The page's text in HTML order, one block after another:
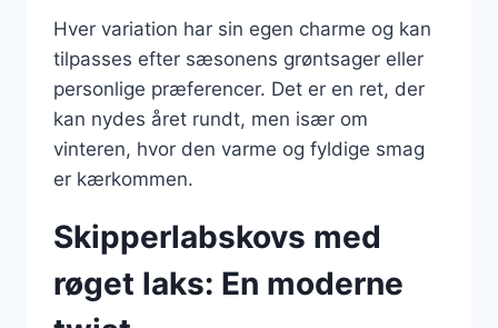
Hver variation har sin egen charme og kan
tilpasses efter sæsonens grøntsager eller
personlige præferencer. Det er en ret, der
kan nydes året rundt, men især om
vinteren, hvor den varme og fyldige smag
er kærkommen.
Skipperlabskovs med
røget laks: En moderne